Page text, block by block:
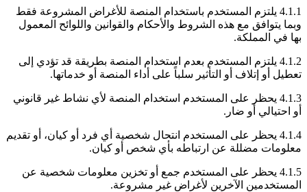
4.1.1 يلتزم المستخدم باستخدام المنصة للأغراض المشروعة فقط
وبما يتوافق مع هذه الشروط والأحكام والقوانين واللوائح المعمول
بها في المملكة.
4.1.2 يلتزم المستخدم بعدم استخدام المنصة بطريقة قد تؤدي إلى
تعطيل أو إتلاف أو التأثير سلباً على أداء المنصة أو خدماتها.
4.1.3 يحظر على المستخدم استخدام المنصة لأي نشاط غير قانوني
أو احتيالي أو ضار.
4.1.4 يحظر على المستخدم انتحال شخصية أي فرد أو كيان، أو تقديم
معلومات مضللة عن ارتباطه بأي شخص أو كيان.
4.1.5 يحظر على المستخدم جمع أو تخزين معلومات شخصية عن
المستخدمين الآخرين لأغراض غير مشروعة.